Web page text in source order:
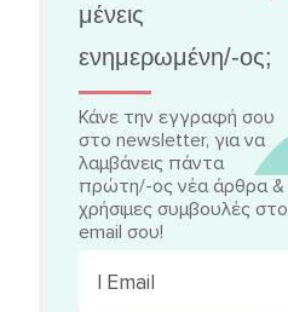
μένεις
ενημερωμένη/-ος;
Κάνε την εγγραφή σου
στο newsletter, για να
λαμβάνεις πάντα
πρώτη/-ος νέα άρθρα &
χρήσιμες συμβουλές στο
email σου!